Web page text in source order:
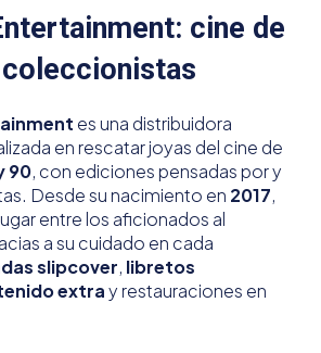
cine de
es una distribuidora
en rescatar joyas del cine de
90, con ediciones pensadas por y
Desde su nacimiento en 2017,
entre los aficionados al
a su cuidado en cada
slipcover, libretos
extray restauraciones en